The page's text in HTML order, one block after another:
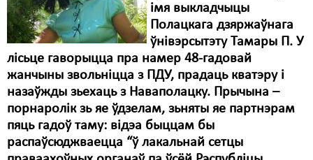
імя выкладчыцы
Полацкага дзяржаўнага
ўнівэрсытэту Тамары П. У
лісьце гаворыцца пра намер 48-гадовай
жанчыны звольніцца з ПДУ, прадаць кватэру і
назаўжды зьехаць з Наваполацку. Прычына –
порнаролік зь яе ўдзелам, зьняты яе партнэрам
пяць гадоў таму: відэа быццам бы
распаўсюджваецца “ў лакальнай сетцы